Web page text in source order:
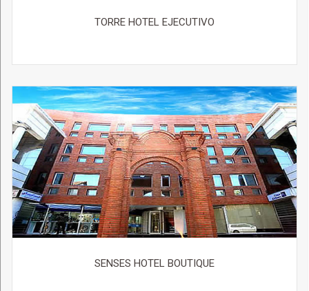
TORRE HOTEL EJECUTIVO
SENSES HOTEL BOUTIQUE